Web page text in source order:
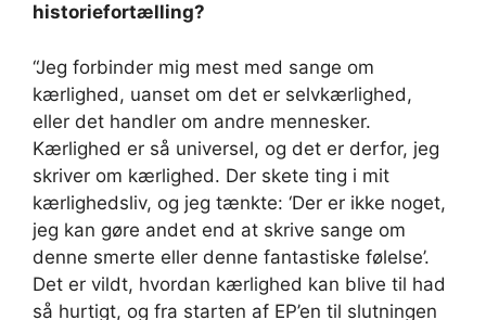
historiefortælling?
“Jeg forbinder mig mest med sange om
kærlighed, uanset om det er selvkærlighed,
eller det handler om andre mennesker.
Kærlighed er så universel, og det er derfor, jeg
skriver om kærlighed. Der skete ting i mit
kærlighedsliv, og jeg tænkte: ‘Der er ikke noget,
jeg kan gøre andet end at skrive sange om
denne smerte eller denne fantastiske følelse’.
Det er vildt, hvordan kærlighed kan blive til had
så hurtigt, og fra starten af ​​EP’en til slutningen